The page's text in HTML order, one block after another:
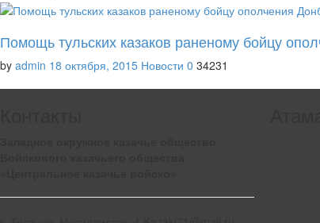
Помощь тульских казаков раненому бойцу
by admin 18 октября, 2015 Новости 0 34231